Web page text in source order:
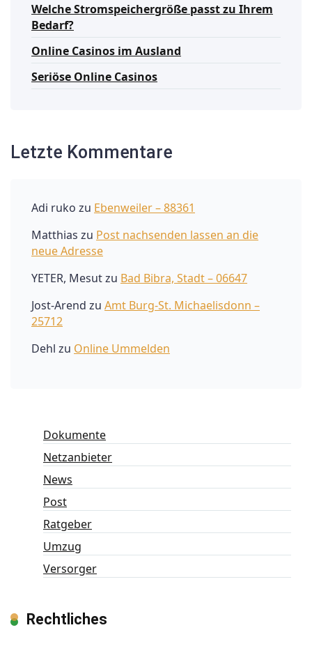
Welche Stromspeichergröße passt zu Ihrem
Bedarf?
Online Casinos im Ausland
Seriöse Online Casinos
Letzte Kommentare
Adi ruko zu Ebenweiler – 88361
Matthias zu Post nachsenden lassen an die
neue Adresse
YETER, Mesutzu Bad Bibra, Stadt – 06647
Jost-Arend zu Amt Burg-St. Michaelisdonn –
25712
Dehl zu Online Ummelden
Dokumente
Netzanbieter
News
Post
Ratgeber
Umzug
Versorger
Rechtliches